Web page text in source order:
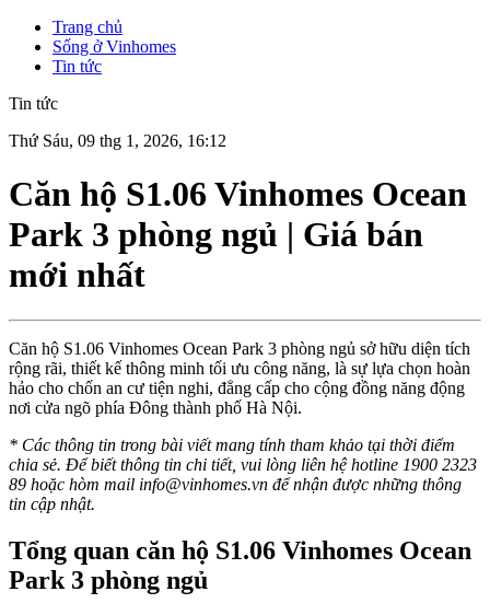
Trang chủ
Sống ở Vinhomes
Tin tức
Tin tức
Thứ Sáu, 09 thg 1, 2026, 16:12
Căn hộ S1.06 Vinhomes Ocean
Park 3 phòng ngủ | Giá bán
mới nhất
Căn hộ S1.06 Vinhomes Ocean Park 3 phòng ngủ sở hữu diện tích
rộng rãi, thiết kế thông minh tối ưu công năng, là sự lựa chọn hoàn
hảo cho chốn an cư tiện nghi, đẳng cấp cho cộng đồng năng động
nơi cửa ngõ phía Đông thành phố Hà Nội.
* Các thông tin trong bài viết mang tính tham khảo tại thời điểm
chia sẻ. Để biết thông tin chi tiết, vui lòng liên hệ hotline 1900 2323
89 hoặc hòm mail info@vinhomes.vn để nhận được những thông
tin cập nhật.
Tổng quan căn hộ S1.06 Vinhomes Ocean
Park 3 phòng ngủ